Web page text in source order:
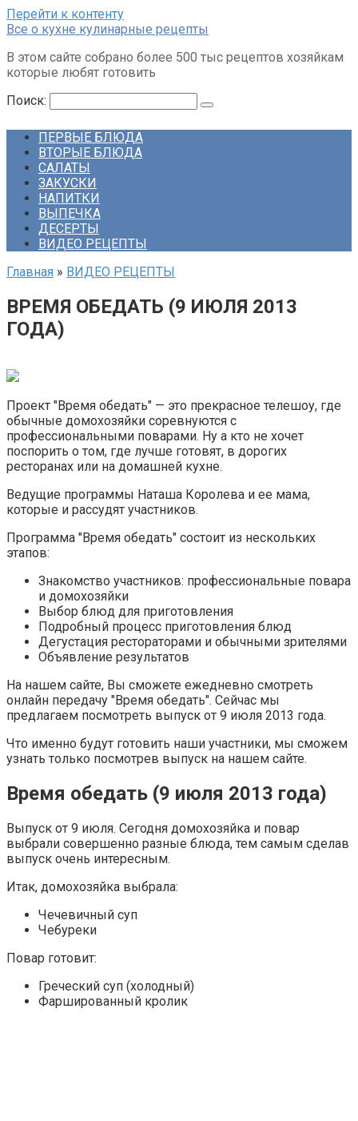
Перейти к контенту
Все о кухне кулинарные рецепты
В этом сайте собрано более 500 тыс рецептов хозяйкам
которые любят готовить
Поиск:
ПЕРВЫЕ БЛЮДА
ВТОРЫЕ БЛЮДА
САЛАТЫ
ЗАКУСКИ
НАПИТКИ
ВЫПЕЧКА
ДЕСЕРТЫ
ВИДЕО РЕЦЕПТЫ
Главная » ВИДЕО РЕЦЕПТЫ
ВРЕМЯ ОБЕДАТЬ (9 ИЮЛЯ 2013
ГОДА)
Проект "Время обедать" — это прекрасное телешоу, где
обычные домохозяйки соревнуются с
профессиональными поварами. Ну а кто не хочет
поспорить о том, где лучше готовят, в дорогих
ресторанах или на домашней кухне.
Ведущие программы Наташа Королева и ее мама,
которые и рассудят участников.
Программа "Время обедать" состоит из нескольких
этапов:
Знакомство участников: профессиональные повара
и домохозяйки
Выбор блюд для приготовления
Подробный процесс приготовления блюд
Дегустация рестораторами и обычными зрителями
Объявление результатов
На нашем сайте, Вы сможете ежедневно смотреть
онлайн передачу "Время обедать". Сейчас мы
предлагаем посмотреть выпуск от 9 июля 2013 года.
Что именно будут готовить наши участники, мы сможем
узнать только посмотрев выпуск на нашем сайте.
Время обедать (9 июля 2013 года)
Выпуск от 9 июля. Сегодня домохозяйка и повар
выбрали совершенно разные блюда, тем самым сделав
выпуск очень интересным.
Итак, домохозяйка выбрала:
Чечевичный суп
Чебуреки
Повар готовит:
Греческий суп (холодный)
Фаршированный кролик